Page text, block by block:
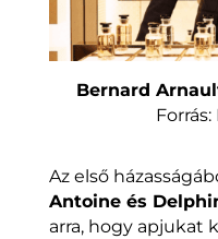
Bernard
Az első
Antoine és
arra, hogy apjukat